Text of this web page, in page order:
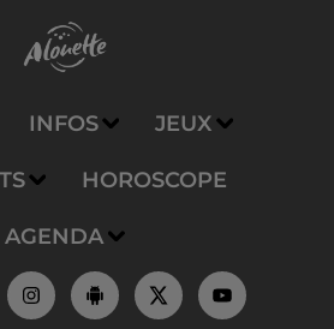
INFOS JEUX
HOROSCOPE
AGENDA